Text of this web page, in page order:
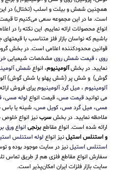
همچنین شمش و بیلت و اسلب (تختال) در این
است. ما در این مجموعه سعی می‌کنیم تا قیمت
انواع محصولات ارائه نماییم. این نکته را در
باشیم که نواسان بازار فلز متناسب با
قوانین محدودکننده اعلامی است. در بخش
روی ، قیمت شمش رویمشخصات شیمیایی
نمایید. در بخشآلومینیوم، انواع شمش
گوش) و شش پر (شش پهلو یا شش گوش)
آلومینیوم ، میل گرد آلومینیومیرای فروش
می توانیدقیمت مس، قیمت انواع لوله مسی،
مسی، میل گرد مس، کویل مس، شینه یا
ملاحظه نمایید. در بخشسربنیز انواع خلوص
ارائه شده است. انواع مقاطعبرنجی انواع ورق
و استنلس استیلنیز انواع لوله استنلس
استنلس استیلنیز در سایت موجود بوده و
سفارش انواع مقاطع فلزی هم از طریق تماس
سایت بازار فلزات ایران امکان‌پذیر است.